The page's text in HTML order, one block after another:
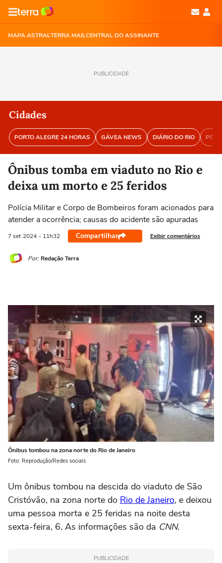
MAPA ASTRALTERRA MAILCENTRAL DO ASSINANTE
PUBLICIDADE
Cidades
PORTO ALEGRE 24 HORAS GÁVEA NEWS DIÁRIO DO RIO
Ônibus tomba em viaduto no Rio e
deixa um morto e 25 feridos
Polícia Militar e Corpo de Bombeiros foram acionados para
atender a ocorrência; causas do acidente são apuradas
7 set 2024 - 11h32 Compartilhar Exibir comentários
Por: Redação Terra
Ônibus tombou na zona norte do Rio de Janeiro
Foto: Reprodução/Redes sociais
Um ônibus tombou na descida do viaduto de São
Cristóvão, na zona norte do Rio de Janeiro, e deixou
uma pessoa morta e 25 feridas na noite desta
sexta-feira, 6. As informações são da CNN.
PUBLICIDADE